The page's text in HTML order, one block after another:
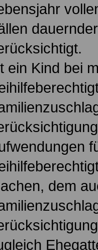
ein Kind bei
dem